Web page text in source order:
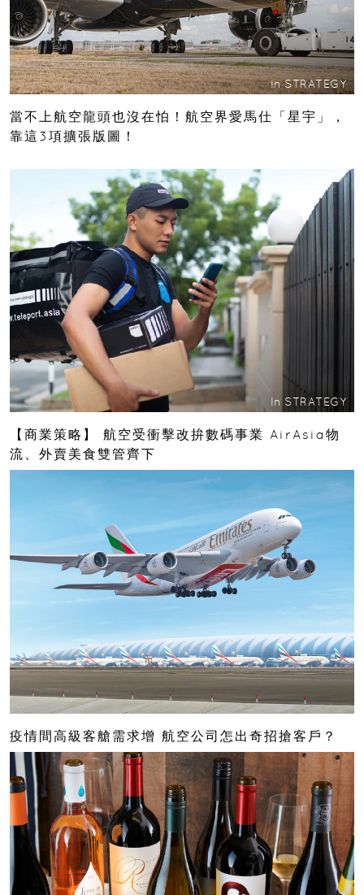
In STRATEGY
當不上航空龍頭也沒在怕！航空界愛馬仕「星宇」，
靠這3項擴張版圖！
In STRATEGY
【商業策略】 航空受衝擊改拚數碼事業 AirAsia物
流、外賣美食雙管齊下
疫情間高級客艙需求增 航空公司怎出奇招搶客戶？